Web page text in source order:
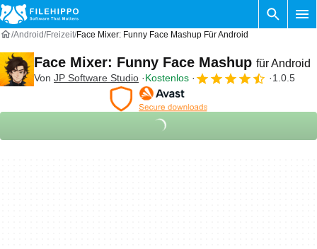
Android Freizeit Face Mixer: Funny Face Mashup Für Android
Face Mixer: Funny Face Mashup für Android
Von JP Software Studio Kostenlos 1.0.5